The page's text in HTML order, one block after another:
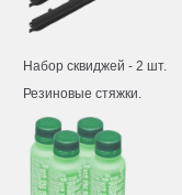
Набор сквиджей - 2 шт.
Резиновые стяжки.